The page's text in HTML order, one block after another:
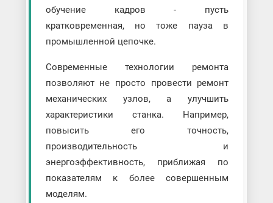
обучение кадров - пусть
кратковременная, но тоже пауза в
промышленной цепочке.
Современные технологии ремонта
позволяют не просто провести ремонт
механических узлов, а улучшить
характеристики станка. Например,
повысить его точность,
производительность и
энергоэффективность, приближая по
показателям к более совершенным
моделям.